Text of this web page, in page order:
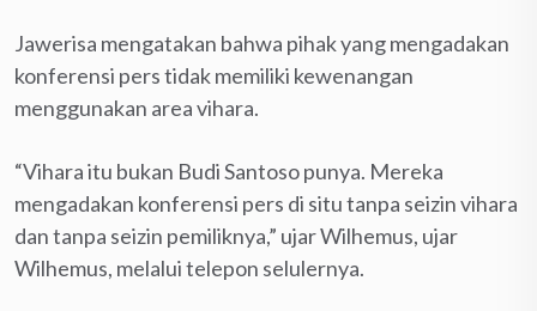
Jawerisa mengatakan bahwa pihak yang mengadakan
konfe­rensi pers tidak memiliki kewena­ngan
menggunakan area vihara.
“Vihara itu bukan Budi Santoso punya. Mereka
mengadakan konferensi pers di situ tanpa seizin vihara
dan tanpa seizin pemilik­nya,” ujar Wilhemus, ujar
Wilhemus, melalui telepon selulernya.